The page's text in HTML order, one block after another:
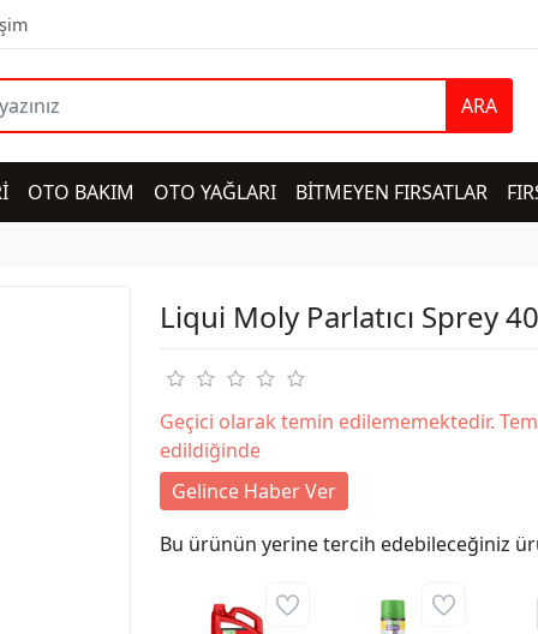
ARA
OTO BAKIM OTO YAĞLARI BİTMEYEN FIRSATLAR
Liqui Moly Parlatıcı Sprey
Geçici olarak temin edilememektedir.
edildiğinde
Gelince Haber Ver
Bu ürünün yerine tercih edebileceğiniz